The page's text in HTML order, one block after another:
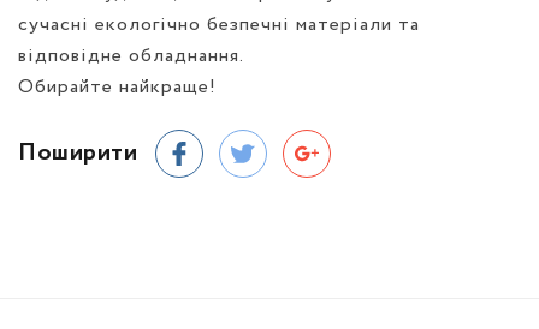
сучасні екологічно безпечні матеріали та
відповідне обладнання.
Обирайте найкраще!
Поширити